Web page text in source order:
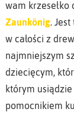
wam krzesełko
Zaunkönig.
w całości z
najmniejszym
dziecięcym,
którym
pomocnikiem